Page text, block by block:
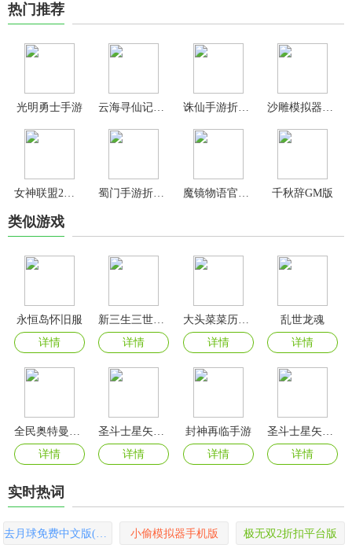
热门推荐
光明勇士手游 诛仙手游折扣端
千秋辞GM版
类似游戏
永恒岛怀旧服
详情
详情
详情
乱世龙魂
详情
详情
详情
封神再临手游
详情
详情
实时热词
小偷模拟器手机版 极无双2折扣平台版